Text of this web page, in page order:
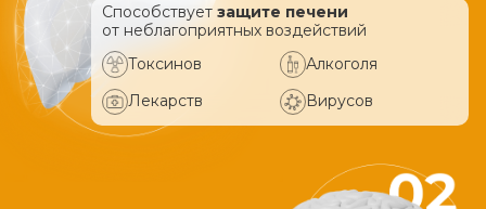
Способствует защите печени
от неблагоприятных воздействий
Токсинов
Алкоголя
Лекарств
Вирусов